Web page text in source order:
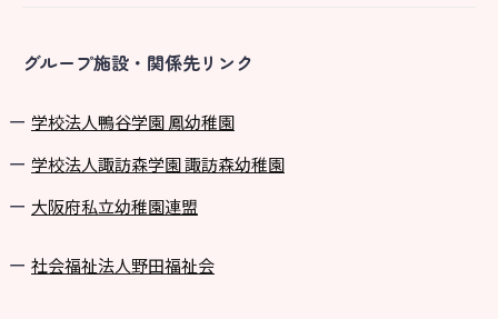
グループ施設・関係先リンク
学校法⼈鴨⾕学園 鳳幼稚園
学校法⼈諏訪森学園 諏訪森幼稚園
⼤阪府私⽴幼稚園連盟
社会福祉法人野田福祉会